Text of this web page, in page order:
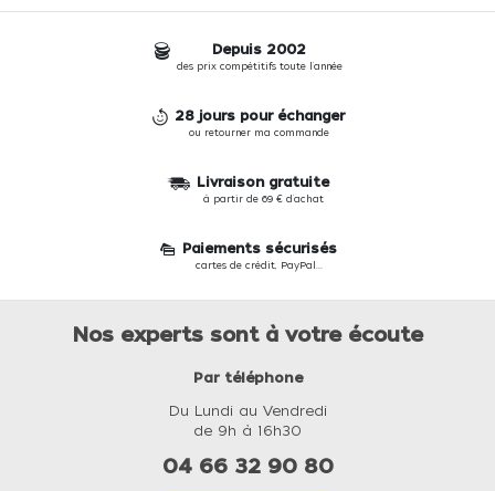
Depuis 2002
des prix compétitifs toute l'année
28 jours pour échanger
ou retourner ma commande
Livraison gratuite
à partir de 69 € d'achat
Paiements sécurisés
cartes de crédit, PayPal...
Nos experts sont à votre écoute
Par téléphone
Du Lundi au Vendredi
de 9h à 16h30
04 66 32 90 80